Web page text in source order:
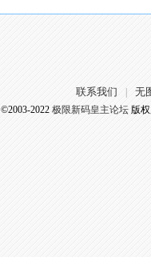
联系我们 无
©2003-2022 极限新码皇主论坛版权